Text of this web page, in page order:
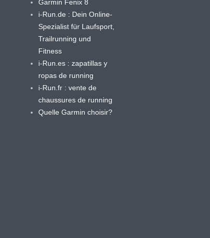
Garmin Fenix 8
i-Run.de : Dein Online-
Spezialist für Laufsport,
Trailrunning und
Fitness
i-Run.es : zapatillas y
ropas de running
i-Run.fr : vente de
chaussures de running
Quelle Garmin choisir?